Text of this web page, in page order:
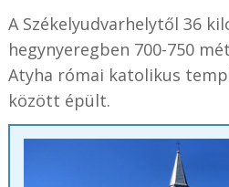
A Székelyudvarhelytől 36
hegynyeregben 700-750
Atyha római katolikus
között épült.